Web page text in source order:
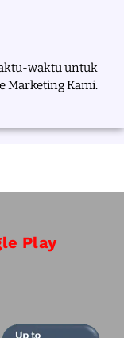
waktu untuk
Marketing Kami.
Play